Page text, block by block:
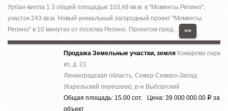
Урбан-вилла 1.3 общей площадью 103,48 кв.м. в ''Моменты Репино'',
участок 243 кв.м. Новый уникальный загородный проект ''Моменты.
Репино'' в 10 минутах от поселка Репино. Проектом пред...
>>
Продажа Земельные участки, земля Комарово парк
кп, д. 21
Ленинградская область, Север-Северо-Запад
(Карельский перешеек), р-н Выборгский
Общая площадь: 15.00 сот. Цена: 39 000 000.00 Р за
объект